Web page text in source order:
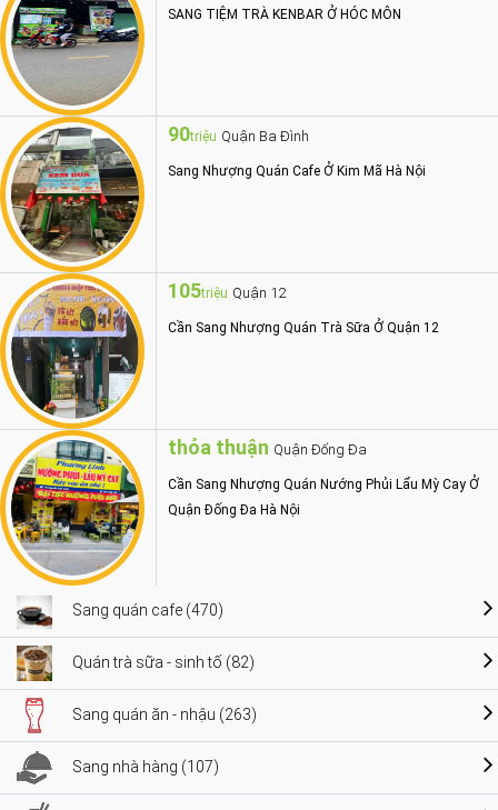
SANG TIỆM TRÀ KENBAR Ở HÓC MÔN
90triệu Quận Ba Đình
Sang Nhượng Quán Cafe Ở Kim Mã Hà Nội
105triệu Quận 12
Cần Sang Nhượng Quán Trà Sữa Ở Quận 12
thỏa thuận Quận Đống Đa
Cần Sang Nhượng Quán Nướng Phủi Lẩu Mỳ Cay Ở
Quận Đống Đa Hà Nội
Sang quán cafe (470)
Quán trà sữa - sinh tố (82)
Sang quán ăn - nhậu (263)
Sang nhà hàng (107)